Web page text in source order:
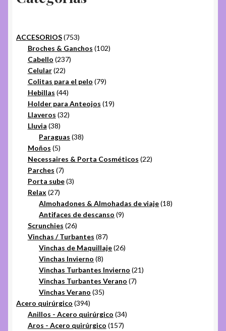
ACCESORIOS 753753
productos
Broches & Ganchos 102102
Cabello 237237
Celular 2222
productos
Colitas para el pelo 7979
Hebillas 4444
productos
Holder para Anteojos 1919
Llaveros 3232
Lluvia 3838
productos
Paraguas 3838
Moños 55
productos
Necessaires & Porta Cosméticos 2222
Parches 77
productos
Porta sube 33
Relax 2727
productos
Almohadones & Almohadas de viaje 1818
Antifaces de descanso 99
Scrunchies 2626
productos
Vinchas / Turbantes 8787
productos
Vinchas de Maquillaje 2626
Vinchas Invierno 88
productos
Vinchas Turbantes Invierno 2121
Vinchas Turbantes Verano 77
Vinchas Verano 3535
Acero quirúrgico 394394
productos
Anillos - Acero quirúrgico 3434
Aros - Acero quirúrgico 157157